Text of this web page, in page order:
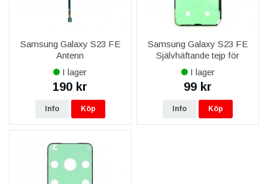
Samsung Galaxy S23 FE
Antenn
I lager
190 kr
Info Köp
Samsung Galaxy S23 FE
Självhäftande tejp för
Baksida
I lager
99 kr
Info Köp